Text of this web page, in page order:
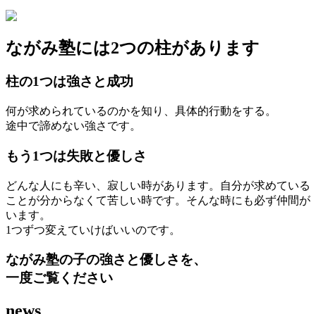
ながみ塾には2つの柱があります
柱の1つは強さと成功
何が求められているのかを知り、具体的行動をする。
途中で諦めない強さです。
もう1つは失敗と優しさ
どんな人にも辛い、寂しい時があります。自分が求めている
ことが分からなくて苦しい時です。そんな時にも必ず仲間が
います。
1つずつ変えていけばいいのです。
ながみ塾の子の強さと優しさを、
一度ご覧ください